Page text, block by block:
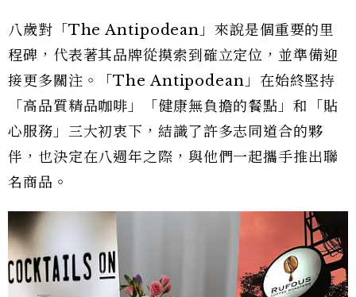
八歲對「The Antipodean」來說是個重要的里
程碑，代表著其品牌從摸索到確立定位，並準備迎
接更多關注。「The Antipodean」在始終堅持
「高品質精品咖啡」「健康無負擔的餐點」和「貼
心服務」三大初衷下，結識了許多志同道合的夥
伴，也決定在八週年之際，與他們一起攜手推出聯
名商品。